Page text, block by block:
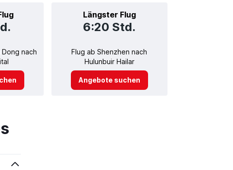
Längster Flug
6:20 Std.
Dong nach
Flug ab Shenzhen nach
Hulunbuir Hailar
Angebote suchen